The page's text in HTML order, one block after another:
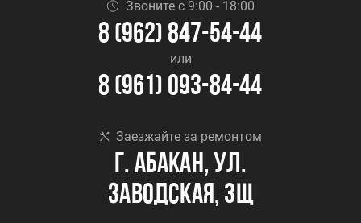
Звоните с 9:00 - 18:00
8 (962) 847-54-44
или
8 (961) 093-84-44
Заезжайте за ремонтом
г. Абакан, ул.
Заводская, 3Щ